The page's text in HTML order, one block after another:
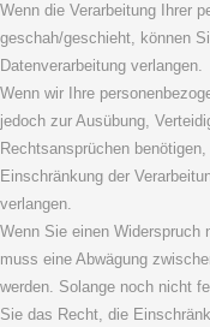
Wenn die Verarbeitung Ihrer
geschah/geschieht, können
Datenverarbeitung verlangen.
Wenn wir Ihre
jedoch zur Ausübung,
Rechtsansprüchen
Einschränkung der
verlangen.
Wenn Sie einen Widerspruch
muss eine Abwägung
werden. Solange noch nicht
Sie das Recht, die